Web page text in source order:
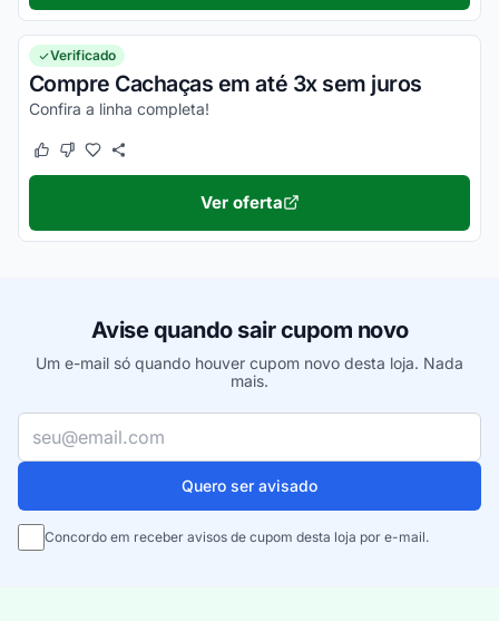
Verificado
Compre Cachaças em até 3x sem juros
Confira a linha completa!
Este cupom funcionou
Este cupom não funcionou
Ver oferta
Avise quando sair cupom novo
Um e-mail só quando houver cupom novo desta loja. Nada
mais.
Seu e-mail
Quero ser avisado
Concordo em receber avisos de cupom desta loja por e-mail.